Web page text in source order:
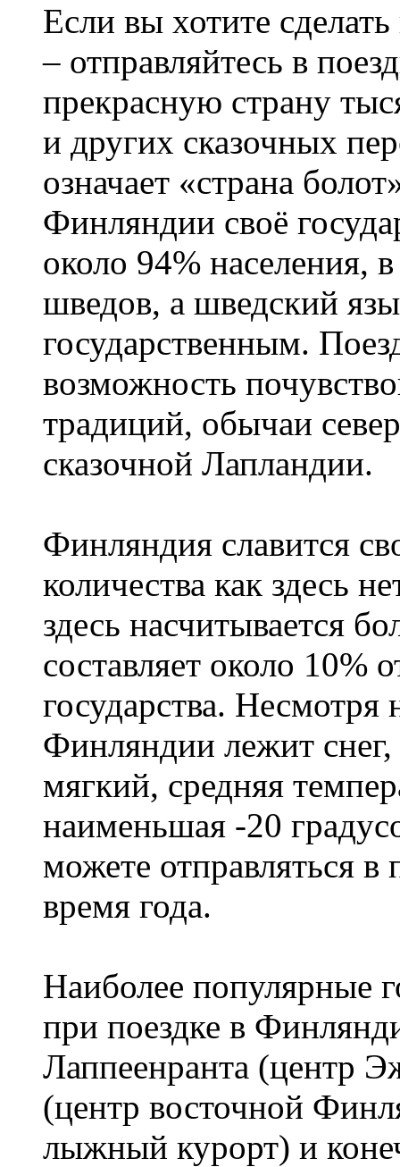
Если вы хотите
– отправляйтесь в
прекрасную страну
и других сказочных
означает «страна
Финляндии своё
около 94% населения,
шведов, а шведский
государственным.
возможность
традиций, обычаи
сказочной Лапландии.
Финляндия славится
количества как здесь
здесь насчитывается
составляет около 10%
государства. Несмотря
Финляндии лежит
мягкий, средняя
наименьшая -20
можете отправляться
время года.
Наиболее популярные
при поездке в
Лаппеенранта (центр
(центр восточной
лыжный курорт) и